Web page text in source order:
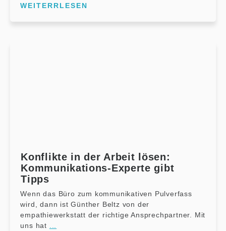
WEITERRLESEN
Konflikte in der Arbeit lösen:
Kommunikations-Experte gibt
Tipps
Wenn das Büro zum kommunikativen Pulverfass
wird, dann ist Günther Beltz von der
empathiewerkstatt der richtige Ansprechpartner. Mit
uns hat ...